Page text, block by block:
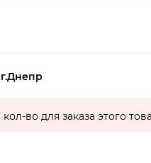
во для заказа этого